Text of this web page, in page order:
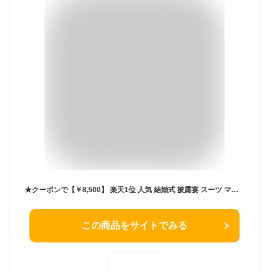
★クーポンで【￥8,500】 楽天1位 人気 結婚式 披露宴 スーツ ママ 母 母親 服装 セレモニー スーツ 高見え 高品質 レディース フォーマル スーツ 追加で ワンピース ロングスカート お宮参り 七五三 顔合わせ ミセス 祖母 親族 衣装 お洒落 服 30代 40代 50代 60代 70代
この商品をサイトでみる